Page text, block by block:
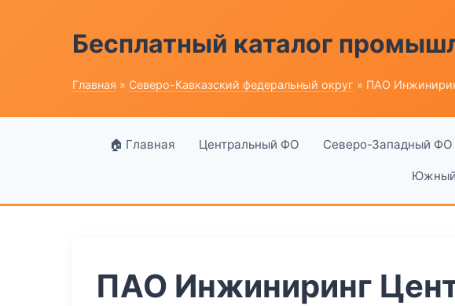
Бесплатный каталог
Главная » Северо-Кавказский федеральный округ » ПАО
🏠 Главная Центральный ФО Северо-Западный ФО
ПАО Инжиниринг